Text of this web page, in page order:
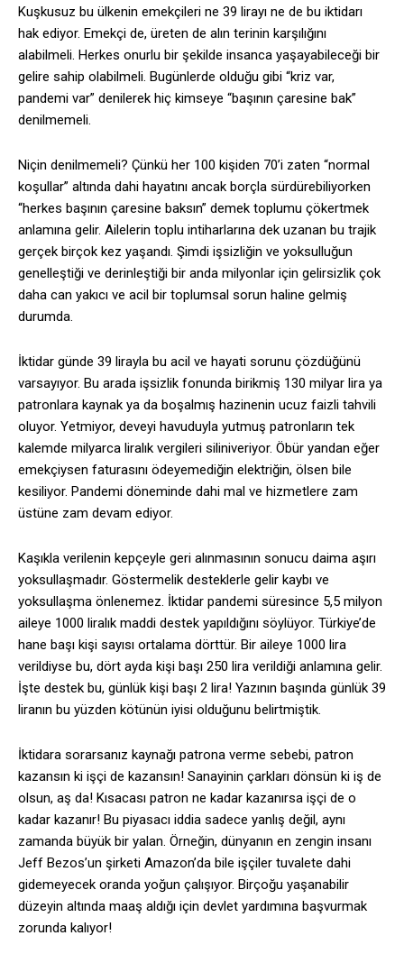
Kuşkusuz bu ülkenin emekçileri ne 39 lirayı ne de bu iktidarı
hak ediyor. Emekçi de, üreten de alın terinin karşılığını
alabilmeli. Herkes onurlu bir şekilde insanca yaşayabileceği bir
gelire sahip olabilmeli. Bugünlerde olduğu gibi “kriz var,
pandemi var” denilerek hiç kimseye “başının çaresine bak”
denilmemeli.
Niçin denilmemeli? Çünkü her 100 kişiden 70’i zaten “normal
koşullar” altında dahi hayatını ancak borçla sürdürebiliyorken
“herkes başının çaresine baksın” demek toplumu çökertmek
anlamına gelir. Ailelerin toplu intiharlarına dek uzanan bu trajik
gerçek birçok kez yaşandı. Şimdi işsizliğin ve yoksulluğun
genelleştiği ve derinleştiği bir anda milyonlar için gelirsizlik çok
daha can yakıcı ve acil bir toplumsal sorun haline gelmiş
durumda.
İktidar günde 39 lirayla bu acil ve hayati sorunu çözdüğünü
varsayıyor. Bu arada işsizlik fonunda birikmiş 130 milyar lira ya
patronlara kaynak ya da boşalmış hazinenin ucuz faizli tahvili
oluyor. Yetmiyor, deveyi havuduyla yutmuş patronların tek
kalemde milyarca liralık vergileri siliniveriyor. Öbür yandan eğer
emekçiysen faturasını ödeyemediğin elektriğin, ölsen bile
kesiliyor. Pandemi döneminde dahi mal ve hizmetlere zam
üstüne zam devam ediyor.
Kaşıkla verilenin kepçeyle geri alınmasının sonucu daima aşırı
yoksullaşmadır. Göstermelik desteklerle gelir kaybı ve
yoksullaşma önlenemez. İktidar pandemi süresince 5,5 milyon
aileye 1000 liralık maddi destek yapıldığını söylüyor. Türkiye’de
hane başı kişi sayısı ortalama dörttür. Bir aileye 1000 lira
verildiyse bu, dört ayda kişi başı 250 lira verildiği anlamına gelir.
İşte destek bu, günlük kişi başı 2 lira! Yazının başında günlük 39
liranın bu yüzden kötünün iyisi olduğunu belirtmiştik.
İktidara sorarsanız kaynağı patrona verme sebebi, patron
kazansın ki işçi de kazansın! Sanayinin çarkları dönsün ki iş de
olsun, aş da! Kısacası patron ne kadar kazanırsa işçi de o
kadar kazanır! Bu piyasacı iddia sadece yanlış değil, aynı
zamanda büyük bir yalan. Örneğin, dünyanın en zengin insanı
Jeff Bezos’un şirketi Amazon’da bile işçiler tuvalete dahi
gidemeyecek oranda yoğun çalışıyor. Birçoğu yaşanabilir
düzeyin altında maaş aldığı için devlet yardımına başvurmak
zorunda kalıyor!